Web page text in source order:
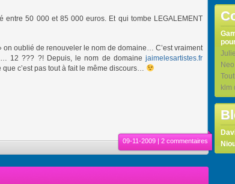
entre 50 000 et 85 000 euros. Et qui tombe LEGALEMENT
oublié de renouveler le nom de domaine… C’est vraiment
12 ??? ?! Depuis, le nom de domaine jaimelesartistes.fr
c’est pas tout à fait le même discours…
09-11-2009 | 2 commentaires
Neo
klm